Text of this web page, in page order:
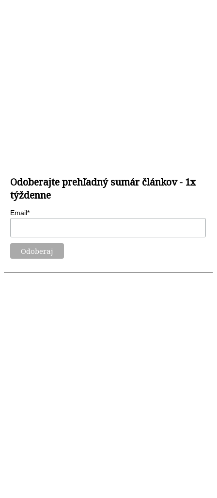
Odoberajte prehľadný sumár článkov - 1x
týždenne
Email*